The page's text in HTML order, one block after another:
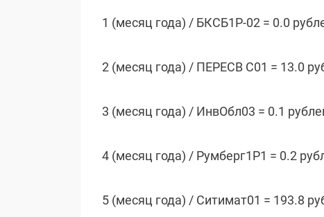
1 (месяц года) / БКСБ1Р-02 = 0.0
2 (месяц года) / ПЕРЕСВ С01 = 13.0
3 (месяц года) / ИнвОбл03 = 0.1
4 (месяц года) / Румберг1P1 = 0.2
5 (месяц года) / Ситимат01 = 193.8